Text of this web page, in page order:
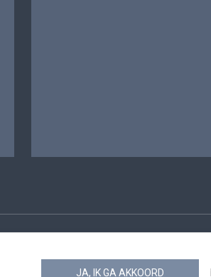
JA, IK GA AKKOORD